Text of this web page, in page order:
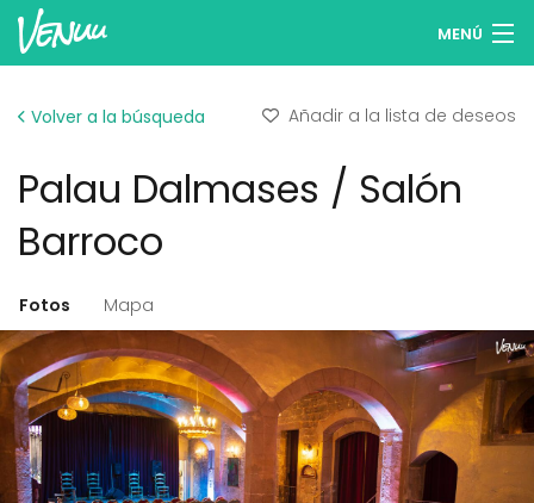
MENÚ
Iniciar sesión
Volver a la búsqueda Añadir a la lista de deseos
Palau Dalmases / Salón
Barroco
Fotos Mapa